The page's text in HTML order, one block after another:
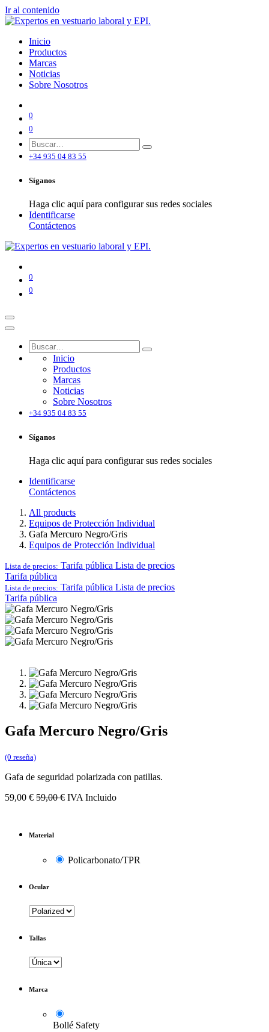
Ir al contenido
Inicio
Productos
Marcas
Noticias
Sobre Nosotros
0
0
+34 935 04 83 55
Síganos
Haga clic aquí para configurar sus redes sociales
Identificarse
Contáctenos
0
0
Inicio
Productos
Marcas
Noticias
Sobre Nosotros
+34 935 04 83 55
Síganos
Haga clic aquí para configurar sus redes sociales
Identificarse
Contáctenos
All products
Equipos de Protección Individual
Gafa Mercuro Negro/Gris
Equipos de Protección Individual
Lista de precios: Tarifa pública Lista de precios
Tarifa pública
Lista de precios: Tarifa pública Lista de precios
Tarifa pública
Gafa Mercuro Negro/Gris
(0 reseña)
Gafa de seguridad polarizada con patillas.
59,00 € 59,00€ IVA Incluido
Material
Policarbonato/TPR
Ocular
Tallas
Marca
Bollé Safety